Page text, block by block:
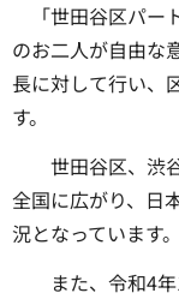
「世田谷区パ
のお二人が自由な
長に対して行い、
す。
世田谷区、渋
全国に広がり、日
況となっています。
また、令和4